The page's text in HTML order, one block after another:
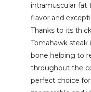
intramuscular fat
flavor and
Thanks to its
Tomahawk steak
bone helping to
throughout the
perfect choice